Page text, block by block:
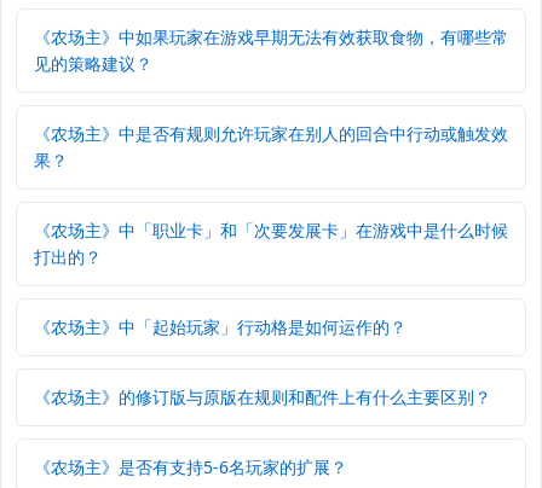
《农场主》中如果玩家在游戏早期无法有效获取食物，有哪些常
见的策略建议？
《农场主》中是否有规则允许玩家在别人的回合中行动或触发效
果？
《农场主》中「职业卡」和「次要发展卡」在游戏中是什么时候
打出的？
《农场主》中「起始玩家」行动格是如何运作的？
《农场主》的修订版与原版在规则和配件上有什么主要区别？
《农场主》是否有支持5-6名玩家的扩展？